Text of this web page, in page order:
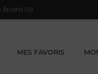
favoris (0)
MES FAVORIS